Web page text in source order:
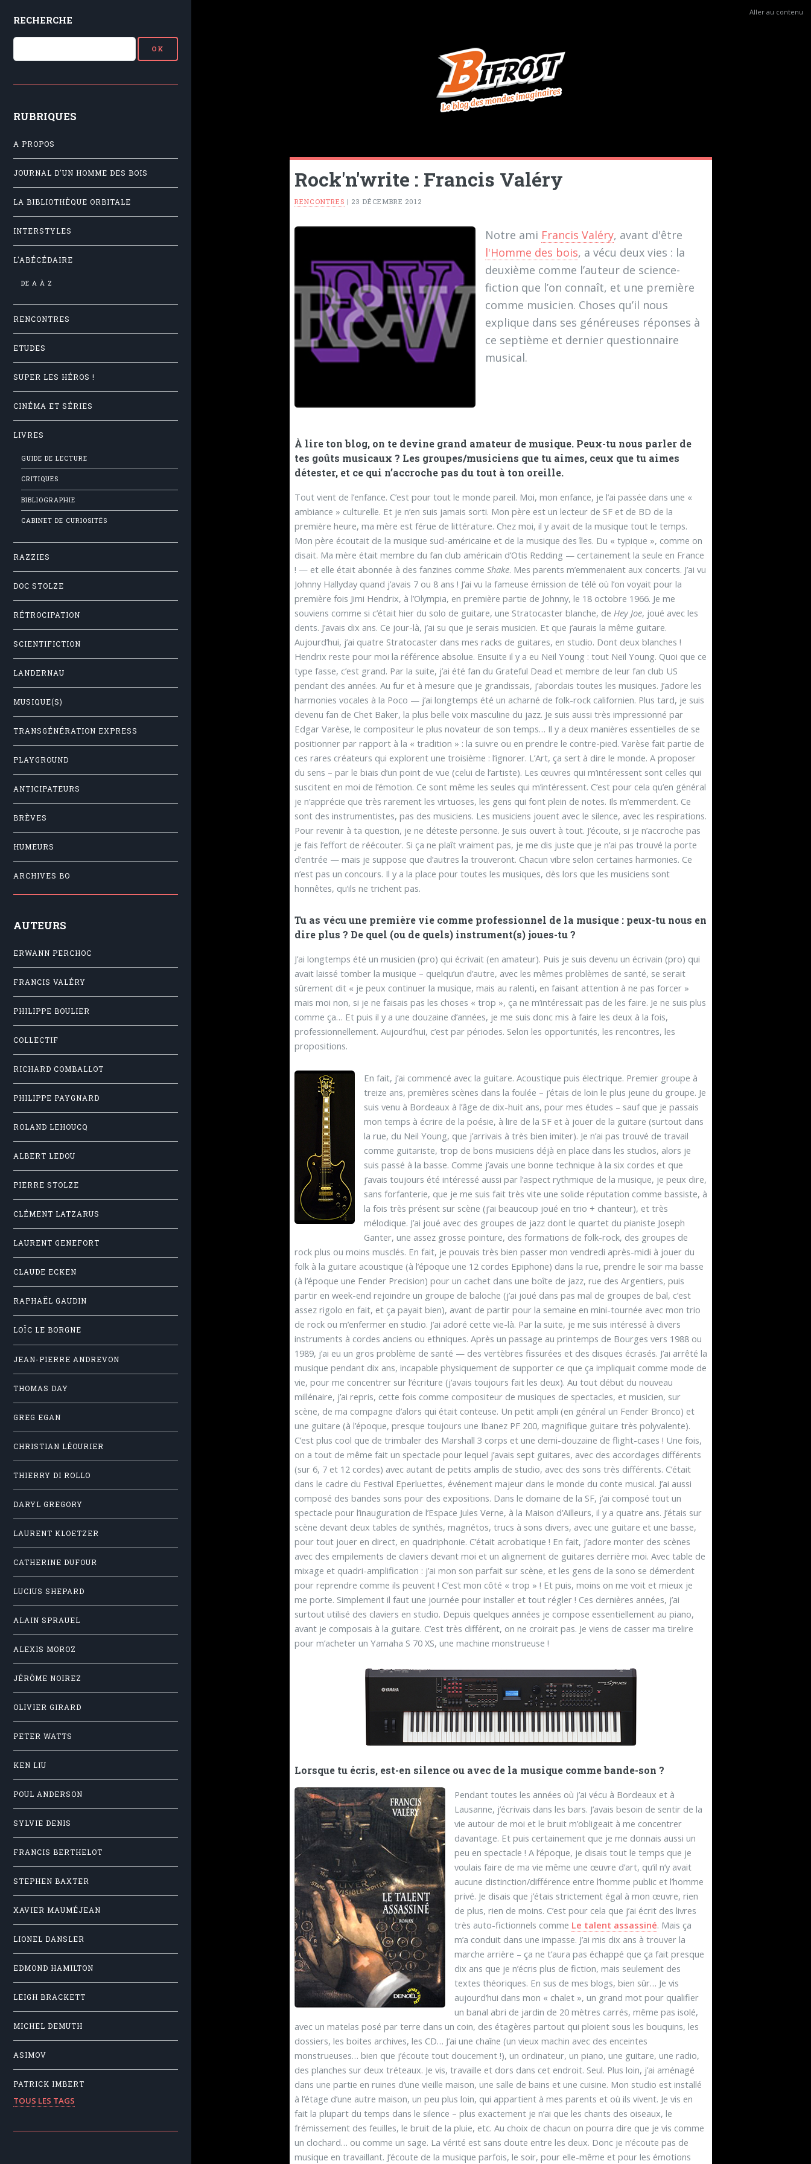
Aller au contenu
RECHERCHE
RUBRIQUES
A PROPOS
JOURNAL D'UN HOMME DES BOIS
LA BIBLIOTHÈQUE ORBITALE
INTERSTYLES
L'ABÉCÉDAIRE
DE A À Z
RENCONTRES
ETUDES
SUPER LES HÉROS !
CINÉMA ET SÉRIES
LIVRES
GUIDE DE LECTURE
CRITIQUES
BIBLIOGRAPHIE
CABINET DE CURIOSITÉS
RAZZIES
DOC STOLZE
RÉTROCIPATION
SCIENTIFICTION
LANDERNAU
MUSIQUE(S)
TRANSGÉNÉRATION EXPRESS
PLAYGROUND
ANTICIPATEURS
BRÈVES
HUMEURS
ARCHIVES BO
AUTEURS
ERWANN PERCHOC
FRANCIS VALÉRY
PHILIPPE BOULIER
COLLECTIF
RICHARD COMBALLOT
PHILIPPE PAYGNARD
ROLAND LEHOUCQ
ALBERT LEDOU
PIERRE STOLZE
CLÉMENT LATZARUS
LAURENT GENEFORT
CLAUDE ECKEN
RAPHAËL GAUDIN
LOÏC LE BORGNE
JEAN-PIERRE ANDREVON
THOMAS DAY
GREG EGAN
CHRISTIAN LÉOURIER
THIERRY DI ROLLO
DARYL GREGORY
LAURENT KLOETZER
CATHERINE DUFOUR
LUCIUS SHEPARD
ALAIN SPRAUEL
ALEXIS MOROZ
JÉRÔME NOIREZ
OLIVIER GIRARD
PETER WATTS
KEN LIU
POUL ANDERSON
SYLVIE DENIS
FRANCIS BERTHELOT
STEPHEN BAXTER
XAVIER MAUMÉJEAN
LIONEL DANSLER
EDMOND HAMILTON
LEIGH BRACKETT
MICHEL DEMUTH
ASIMOV
PATRICK IMBERT
TOUS LES TAGS
Rock'n'write : Francis Valéry
RENCONTRES | 23 DÉCEMBRE 2012
Notre ami Francis Valéry, avant d'être
l'Homme des bois, a vécu deux vies : la
deuxième comme l’auteur de science-
fiction que l’on connaît, et une première
comme musicien. Choses qu’il nous
explique dans ses généreuses réponses à
ce septième et dernier questionnaire
musical.
À lire tonblog, on te devine grand amateur de musique. Peux-tu nous parler de
tes goûts musicaux ? Les groupes/musiciens que tu aimes, ceux que tu aimes
détester, et ce qui n’accroche pas du tout à ton oreille.
Tout vient de l’enfance. C’est pour tout le monde pareil. Moi, mon enfance, je l’ai passée dans une «
ambiance » culturelle. Et je n’en suis jamais sorti. Mon père est un lecteur de SF et de BD de la
première heure, ma mère est férue de littérature. Chez moi, il y avait de la musique tout le temps.
Mon père écoutait de la musique sud-américaine et de la musique des îles. Du « typique », comme on
disait. Ma mère était membre du fan club américain d’Otis Redding — certainement la seule en France
! — et elle était abonnée à des fanzines commeShake. Mes parents m’emmenaient aux concerts. J’ai vu
Johnny Hallyday quand j’avais 7 ou 8 ans ! J’ai vu la fameuse émission de télé où l’on voyait pour la
première fois Jimi Hendrix, à l’Olympia, en première partie de Johnny, le 18 octobre 1966. Je me
souviens comme si c’était hier du solo de guitare, une Stratocaster blanche, de Hey Joe, joué avec les
dents. J’avais dix ans. Ce jour-là, j’ai su que je serais musicien. Et que j’aurais la même guitare.
Aujourd’hui, j’ai quatre Stratocaster dans mes racks de guitares, en studio. Dont deux blanches !
Hendrix reste pour moi la référence absolue. Ensuite il y a eu Neil Young : tout Neil Young. Quoi que ce
type fasse, c’est grand. Par la suite, j’ai été fan du Grateful Dead et membre de leur fan club US
pendant des années. Au fur et à mesure que je grandissais, j’abordais toutes les musiques. J’adore les
harmonies vocales à la Poco — j’ai longtemps été un acharné de folk-rock californien. Plus tard, je suis
devenu fan de Chet Baker, la plus belle voix masculine du jazz. Je suis aussi très impressionné par
Edgar Varèse, le compositeur le plus novateur de son temps… Il y a deux manières essentielles de se
positionner par rapport à la « tradition » : la suivre ou en prendre le contre-pied. Varèse fait partie de
ces rares créateurs qui explorent une troisième : l’ignorer. L’Art, ça sert à dire le monde. A proposer
du sens – par le biais d’un point de vue (celui de l’artiste). Les œuvres qui m’intéressent sont celles qui
suscitent en moi de l’émotion. Ce sont même les seules qui m’intéressent. C’est pour cela qu’en général
je n’apprécie que très rarement les virtuoses, les gens qui font plein de notes. Ils m’emmerdent. Ce
sont des instrumentistes, pas des musiciens. Les musiciens jouent avec le silence, avec les respirations.
Pour revenir à ta question, je ne déteste personne. Je suis ouvert à tout. J’écoute, si je n’accroche pas
je fais l’effort de réécouter. Si ça ne plaît vraiment pas, je me dis juste que je n’ai pas trouvé la porte
d’entrée — mais je suppose que d’autres la trouveront. Chacun vibre selon certaines harmonies. Ce
n’est pas un concours. Il y a la place pour toutes les musiques, dès lors que les musiciens sont
honnêtes, qu’ils ne trichent pas.
Tu as vécu une première vie comme professionnel de la musique : peux-tu nous en
dire plus ? De quel (ou de quels) instrument(s) joues-tu ?
J’ai longtemps été un musicien (pro) qui écrivait (en amateur). Puis je suis devenu un écrivain (pro) qui
avait laissé tomber la musique – quelqu’un d’autre, avec les mêmes problèmes de santé, se serait
sûrement dit « je peux continuer la musique, mais au ralenti, en faisant attention à ne pas forcer »
mais moi non, si je ne faisais pas les choses « trop », ça ne m’intéressait pas de les faire. Je ne suis plus
comme ça… Et puis il y a une douzaine d’années, je me suis donc mis à faire les deux à la fois,
professionnellement. Aujourd’hui, c’est par périodes. Selon les opportunités, les rencontres, les
propositions.
En fait, j’ai commencé avec la guitare. Acoustique puis électrique. Premier groupe à
treize ans, premières scènes dans la foulée – j’étais de loin le plus jeune du groupe. Je
suis venu à Bordeaux à l’âge de dix-huit ans, pour mes études – sauf que je passais
mon temps à écrire de la poésie, à lire de la SF et à jouer de la guitare (surtout dans
la rue, du Neil Young, que j’arrivais à très bien imiter). Je n’ai pas trouvé de travail
comme guitariste, trop de bons musiciens déjà en place dans les studios, alors je
suis passé à la basse. Comme j’avais une bonne technique à la six cordes et que
j’avais toujours été intéressé aussi par l’aspect rythmique de la musique, je peux dire,
sans forfanterie, que je me suis fait très vite une solide réputation comme bassiste, à
la fois très présent sur scène (j’ai beaucoup joué en trio + chanteur), et très
mélodique. J’ai joué avec des groupes de jazz dont le quartet du pianiste Joseph
Ganter, une assez grosse pointure, des formations de folk-rock, des groupes de
rock plus ou moins musclés. En fait, je pouvais très bien passer mon vendredi après-midi à jouer du
folk à la guitare acoustique (à l’époque une 12 cordes Epiphone) dans la rue, prendre le soir ma basse
(à l’époque une Fender Precision) pour un cachet dans une boîte de jazz, rue des Argentiers, puis
partir en week-end rejoindre un groupe de baloche (j’ai joué dans pas mal de groupes de bal, c’est
assez rigolo en fait, et ça payait bien), avant de partir pour la semaine en mini-tournée avec mon trio
de rock ou m’enfermer en studio. J’ai adoré cette vie-là. Par la suite, je me suis intéressé à divers
instruments à cordes anciens ou ethniques. Après un passage au printemps de Bourges vers 1988 ou
1989, j’ai eu un gros problème de santé — des vertèbres fissurées et des disques écrasés. J’ai arrêté la
musique pendant dix ans, incapable physiquement de supporter ce que ça impliquait comme mode de
vie, pour me concentrer sur l’écriture (j’avais toujours fait les deux). Au tout début du nouveau
millénaire, j’ai repris, cette fois comme compositeur de musiques de spectacles, et musicien, sur
scène, de ma compagne d’alors qui était conteuse. Un petit ampli (en général un Fender Bronco) et
une guitare (à l’époque, presque toujours une Ibanez PF 200, magnifique guitare très polyvalente).
C’est plus cool que de trimbaler des Marshall 3 corps et une demi-douzaine de flight-cases ! Une fois,
on a tout de même fait un spectacle pour lequel j’avais sept guitares, avec des accordages différents
(sur 6, 7 et 12 cordes) avec autant de petits amplis de studio, avec des sons très différents. C’était
dans le cadre du Festival Eperluettes, événement majeur dans le monde du conte musical. J’ai aussi
composé des bandes sons pour des expositions. Dans le domaine de la SF, j’ai composé tout un
spectacle pour l’inauguration de l’Espace Jules Verne, à la Maison d’Ailleurs, il y a quatre ans. J’étais sur
scène devant deux tables de synthés, magnétos, trucs à sons divers, avec une guitare et une basse,
pour tout jouer en direct, en quadriphonie. C’était acrobatique ! En fait, j’adore monter des scènes
avec des empilements de claviers devant moi et un alignement de guitares derrière moi. Avec table de
mixage et quadri-amplification : j’ai mon son parfait sur scène, et les gens de la sono se démerdent
pour reprendre comme ils peuvent ! C’est mon côté « trop » ! Et puis, moins on me voit et mieux je
me porte. Simplement il faut une journée pour installer et tout régler ! Ces dernières années, j’ai
surtout utilisé des claviers en studio. Depuis quelques années je compose essentiellement au piano,
avant je composais à la guitare. C’est très différent, on ne croirait pas. Je viens de casser ma tirelire
pour m’acheter un Yamaha S 70 XS, une machine monstrueuse !
Lorsque tu écris, est-en silence ou avec de la musique comme bande-son ?
Pendant toutes les années où j’ai vécu à Bordeaux et à
Lausanne, j’écrivais dans les bars. J’avais besoin de sentir de la
vie autour de moi et le bruit m’obligeait à me concentrer
davantage. Et puis certainement que je me donnais aussi un
peu en spectacle ! A l’époque, je disais tout le temps que je
voulais faire de ma vie même une œuvre d’art, qu’il n’y avait
aucune distinction/différence entre l’homme public et l’homme
privé. Je disais que j’étais strictement égal à mon œuvre, rien
de plus, rien de moins. C’est pour cela que j’ai écrit des livres
très auto-fictionnels comme Le talent assassiné. Mais ça
m’a conduit dans une impasse. J’ai mis dix ans à trouver la
marche arrière – ça ne t’aura pas échappé que ça fait presque
dix ans que je n’écris plus de fiction, mais seulement des
textes théoriques. En sus de mes blogs, bien sûr… Je vis
aujourd’hui dans mon « chalet », un grand mot pour qualifier
un banal abri de jardin de 20 mètres carrés, même pas isolé,
avec un matelas posé par terre dans un coin, des étagères partout qui ploient sous les bouquins, les
dossiers, les boites archives, les CD… J’ai une chaîne (un vieux machin avec des enceintes
monstrueuses… bien que j’écoute tout doucement !), un ordinateur, un piano, une guitare, une radio,
des planches sur deux tréteaux. Je vis, travaille et dors dans cet endroit. Seul. Plus loin, j’ai aménagé
dans une partie en ruines d’une vieille maison, une salle de bains et une cuisine. Mon studio est installé
à l’étage d’une autre maison, un peu plus loin, qui appartient à mes parents et où ils vivent. Je vis en
fait la plupart du temps dans le silence – plus exactement je n’ai que les chants des oiseaux, le
frémissement des feuilles, le bruit de la pluie, etc. Au choix de chacun on pourra dire que je vis comme
un clochard… ou comme un sage. La vérité est sans doute entre les deux. Donc je n’écoute pas de
musique en travaillant. J’écoute de la musique parfois, le soir, pour elle-même et pour les émotions